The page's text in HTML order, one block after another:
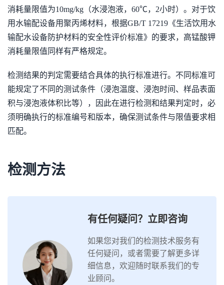
消耗量限值为10mg/kg（水浸泡液，60℃，2小时）。对于饮
用水输配设备用聚丙烯材料，根据GB/T 17219《生活饮用水
输配水设备防护材料的安全性评价标准》的要求，高锰酸钾
消耗量限值同样有严格规定。
检测结果的判定需要结合具体的执行标准进行。不同标准可
能规定了不同的测试条件（浸泡温度、浸泡时间、样品表面
积与浸泡液体积比等），因此在进行检测和结果判定时，必
须明确执行的标准编号和版本，确保测试条件与限值要求相
匹配。
检测方法
有任何疑问？立即咨询
如果您对我们的检测技术服务有
任何疑问，或者需要了解更多详
细信息，欢迎随时联系我们的专
业顾问。